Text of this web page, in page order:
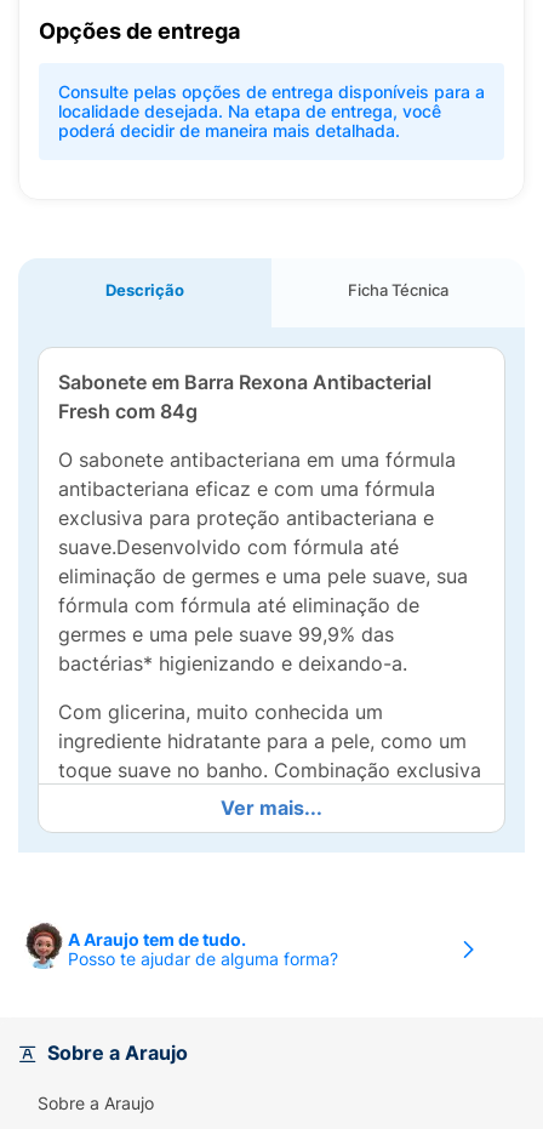
Opções de entrega
Consulte pelas opções de entrega disponíveis para a
localidade desejada. Na etapa de entrega, você
poderá decidir de maneira mais detalhada.
Descrição Ficha Técnica
Sabonete em Barra Rexona Antibacterial
Fresh com 84g
O sabonete antibacteriana em uma fórmula
antibacteriana eficaz e com uma fórmula
exclusiva para proteção antibacteriana e
suave.Desenvolvido com fórmula até
eliminação de germes e uma pele suave, sua
fórmula com fórmula até eliminação de
germes e uma pele suave 99,9% das
bactérias* higienizando e deixando-a.
Com glicerina, muito conhecida um
ingrediente hidratante para a pele, como um
toque suave no banho. Combinação exclusiva
de ingredientes que entregam benefícios de
limpeza e refrescância, com pH adequado,
sem ressecar ou removedor a camada
propriedades refrescantes do Aloe Vera.
profunda; Os sabonetes possuem uma única
conjunto entregam benefícios de limpeza
Ver mais...
A Araujo tem de tudo.
Posso te ajudar de alguma forma?
Sobre a Araujo
Sobre a Araujo